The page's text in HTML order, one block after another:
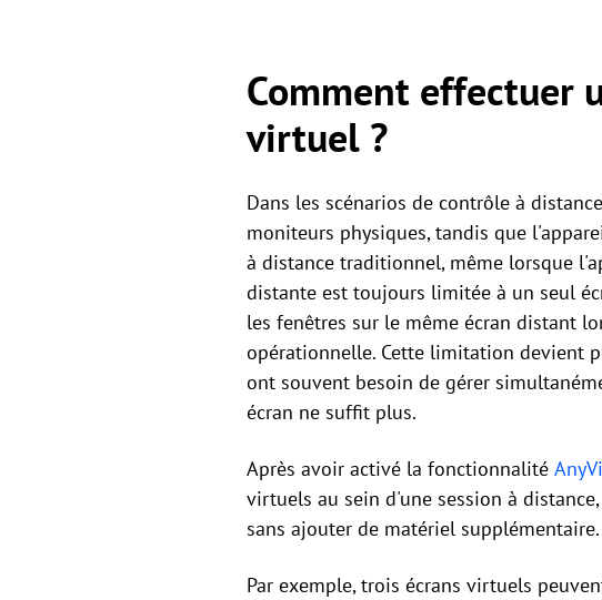
Comment effectuer
virtuel ?
Dans les scénarios de contrôle à
moniteurs physiques, tandis que
à distance traditionnel, même lorsque
distante est toujours limitée à un seul
les fenêtres sur le même écran distant
opérationnelle. Cette limitation devient
ont souvent besoin de gérer
écran ne suffit plus.
Après avoir activé la fonctionnalité
virtuels au sein d'une session à
sans ajouter de matériel supplémentaire.
Par exemple, trois écrans virtuels